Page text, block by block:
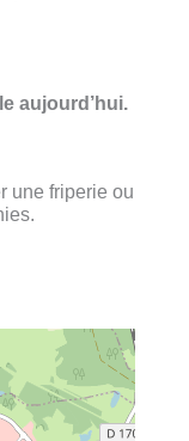
aujourd’hui.
une friperie ou